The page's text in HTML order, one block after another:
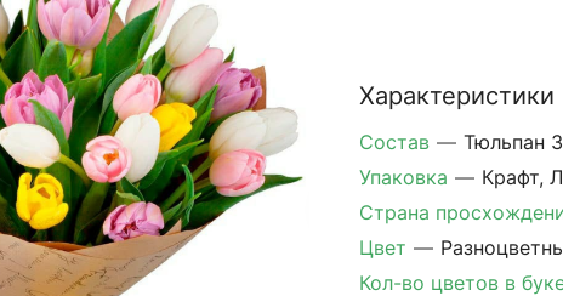
Характеристики
Состав — Тюльпан
Упаковка — Крафт,
Страна
Цвет —
Кол-во цветов в